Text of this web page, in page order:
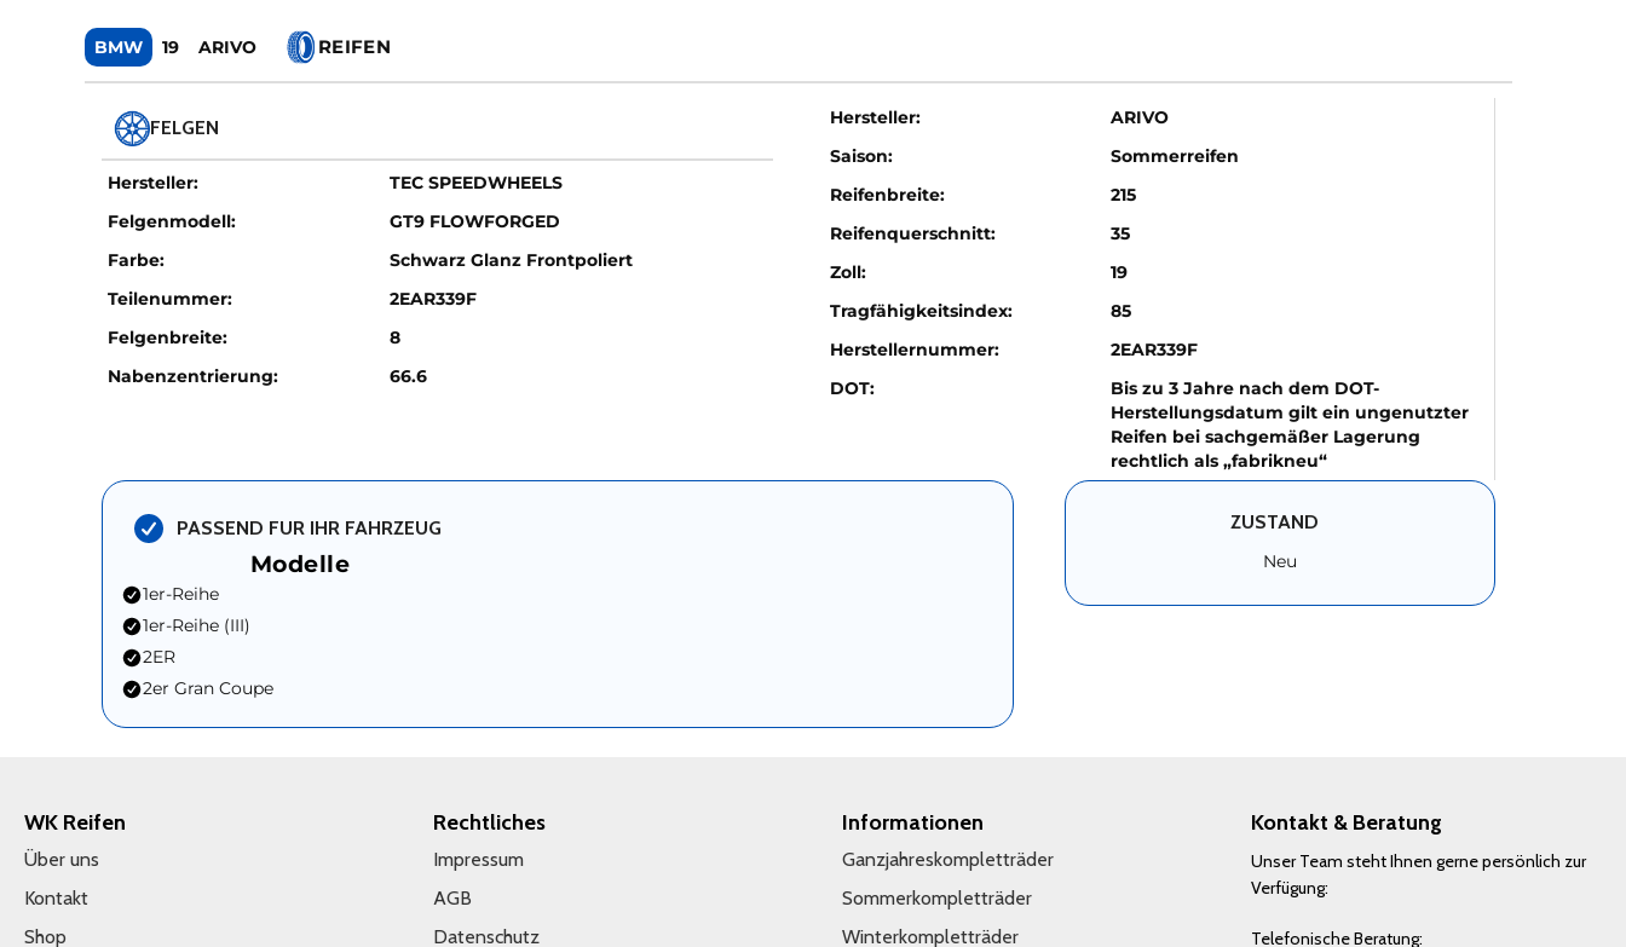
BMW 19 ARIVO REIFEN
FELGEN
Hersteller:
TEC SPEEDWHEELS
Felgenmodell:
GT9 FLOWFORGED
Farbe:
Schwarz Glanz Frontpoliert
Teilenummer:
2EAR339F
Felgenbreite:
8
Nabenzentrierung:
66.6
Hersteller:
ARIVO
Saison:
Sommerreifen
Reifenbreite:
215
Reifenquerschnitt:
35
Zoll:
19
Tragfähigkeitsindex:
85
Herstellernummer:
2EAR339F
DOT:
Bis zu 3 Jahre nach dem DOT-
Herstellungsdatum gilt ein ungenutzter
Reifen bei sachgemäßer Lagerung
rechtlich als „fabrikneu“
PASSEND FUR IHR FAHRZEUG
Modelle
1er-Reihe
1er-Reihe (III)
2ER
2er Gran Coupe
ZUSTAND
Neu
WK Reifen
Über uns
Kontakt
Shop
Rechtliches
Impressum
AGB
Datenschutz
Informationen
Ganzjahreskompletträder
Sommerkompletträder
Winterkompletträder
Kontakt & Beratung
Unser Team steht Ihnen gerne persönlich zur
Verfügung:
Telefonische Beratung: